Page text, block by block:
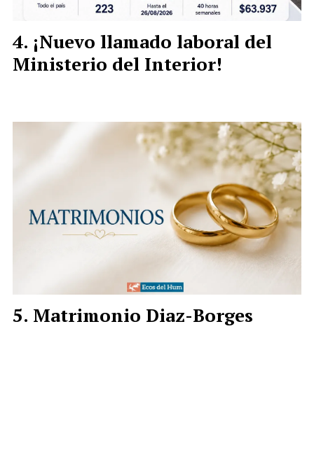
¡Nuevo llamado laboral del
Ministerio del Interior!
Matrimonio Diaz-Borges